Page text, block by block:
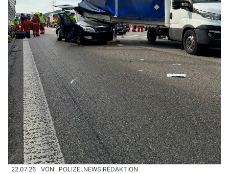
22.07.26 VON POLIZEI.NEWS REDAKTION